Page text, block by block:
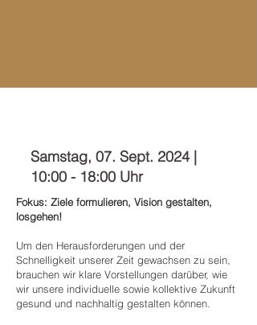
Mit der Kraf t des Sommers
Samstag, 07. Sept. 2024 |
10:00 - 18:00 Uhr
Fokus: Ziele formulieren, Vision gestalten,
losgehen!
Um den Herausforderungen und der
Schnelligkeit unserer Zeit gewachsen zu sein,
brauchen wir klare Vorstellungen darüber, wie
wir unsere individuelle sowie kollektive Zukunft
gesund und nachhaltig gestalten können.